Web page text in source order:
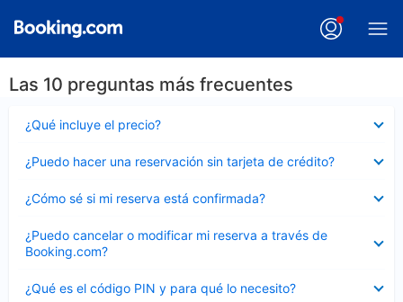
Las 10 preguntas más frecuentes
¿Qué incluye el precio?
cerrado
¿Puedo hacer una reservación sin tarjeta de crédito?
cerrado
¿Cómo sé si mi reserva está confirmada?
cerrado
¿Puedo cancelar o modificar mi reserva a través de
Booking.com?
cerrado
¿Qué es el código PIN y para qué lo necesito?
cerrado